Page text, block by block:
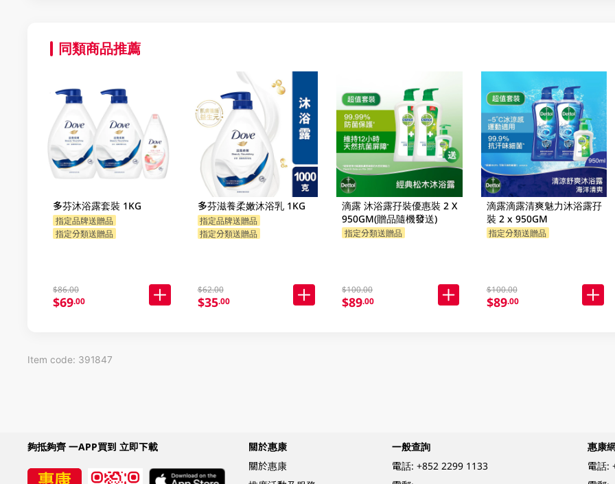
同類商品推薦
多芬沐浴露套裝 1KG
指定品牌送贈品
指定分類送贈品
$86.00
$69.00
多芬滋養柔嫩沐浴乳 1KG
指定品牌送贈品
指定分類送贈品
$62.00
$35.00
滴露 沐浴露孖裝優惠裝 2 X
950GM(贈品隨機發送)
指定分類送贈品
$100.00
$89.00
滴露滴露清爽魅力沐浴露孖
裝 2 x 950GM
指定分類送贈品
$100.00
$89.00
Item code: 391847
夠抵夠齊 一APP買到 立即下載
關於惠康
關於惠康
一般查詢
電話: +852 2299 1133
惠康
電話: